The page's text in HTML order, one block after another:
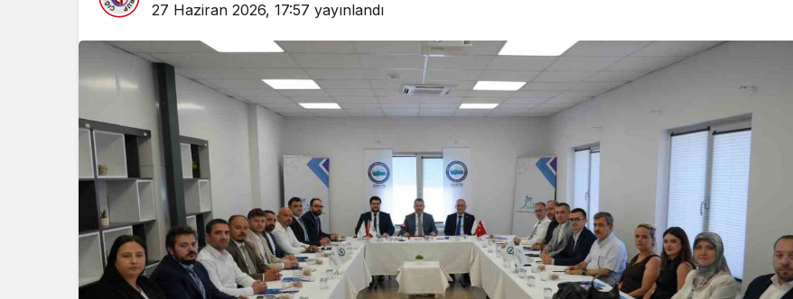
27 Haziran 2026, 17:57 yayınlandı
Bolu’nun Tanınmış İsmi
Mahmut Alan Büyük
Tehlikeyi Önledi
Düzce Üniversitesi Ekibi
Slovenya’dan Ses Verdi